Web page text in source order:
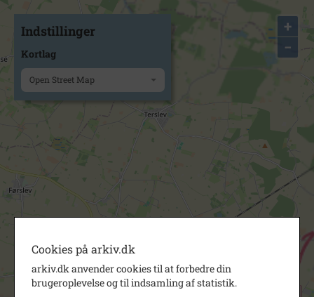
+
−
Indstillinger
Kortlag
Open Street Map
Cookies på arkiv.dk
arkiv.dk anvender cookies til at forbedre din
brugeroplevelse og til indsamling af statistik.